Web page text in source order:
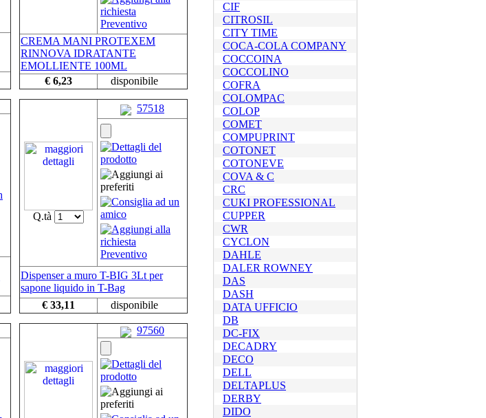
CREMA MANI PROTEXEM
RINNOVA IDRATANTE
EMOLLIENTE 100ML
€ 6,23
disponibile
Q.tà
57518
Dispenser a muro T-BIG 3Lt per
sapone liquido in T-Bag
€ 33,11
disponibile
97560
CIF
CITROSIL
CITY TIME
COCA-COLA COMPANY
COCCOINA
COCCOLINO
COFRA
COLOMPAC
COLOP
COMET
COMPUPRINT
COTONET
COTONEVE
COVA & C
CRC
CUKI PROFESSIONAL
CUPPER
CWR
CYCLON
DAHLE
DALER ROWNEY
DAS
DASH
DATA UFFICIO
DB
DC-FIX
DECADRY
DECO
DELL
DELTAPLUS
DERBY
DIDO